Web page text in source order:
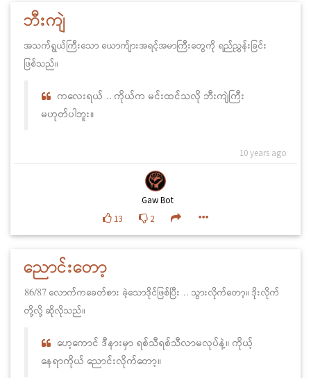
ဘီးကျဲ
အသက်ရွယ်ကြီးသော ယောက်ျားအရင့်အမာကြီးတွေကို ရည်ညွှန်းခြင်း
ဖြစ်သည်။
ကလေးရယ် .. ကိုယ်က မင်းထင်သလို ဘီးကျဲကြီး
မဟုတ်ပါဘူး။
10 years ago
Gaw Bot
13
2
ညောင်းတော့
86/87 လောက်ကခေတ်စား ခဲ့သောဒိုင်ဖြစ်ပြီး .. သွားလိုက်တော့။ ဒိုးလိုက်
တို့လို့ ဆိုလိုသည်။
ဟေ့ကောင် ဒီနားမှာ ရစ်သီရစ်သီလာမလုပ်နဲ့။ ကိုယ့်
နေရာကိုယ် ညောင်းလိုက်တော့။